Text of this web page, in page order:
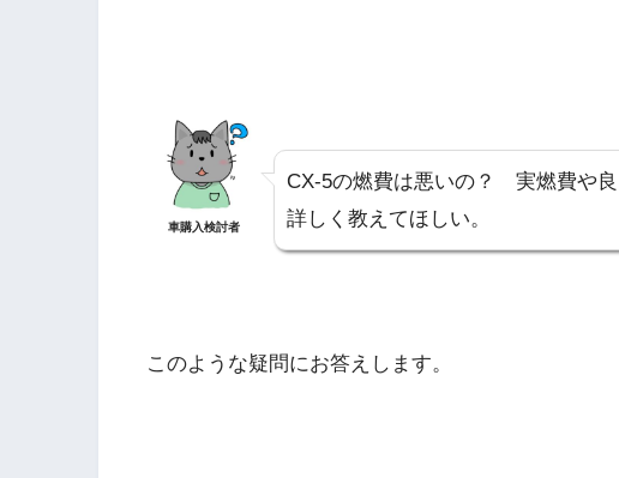
車購入検討者
CX-5の燃費は悪いの？ 実燃費や
詳しく教えてほしい。
このような疑問にお答えします。